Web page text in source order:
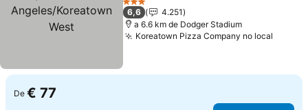
3 Estrelas
6,6
4.251
a 6.6 km de Dodger Stadium
Koreatown Pizza Company no local
De € 77